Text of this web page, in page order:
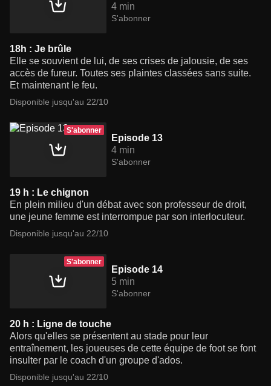
4 min
S'abonner
18h : Je brûle
Elle se souvient de lui, de ses crises de jalousie, de ses
accès de fureur. Toutes ses plaintes classées sans suite.
Et maintenant le feu.
Disponible jusqu'au 22/10
S'abonner
Episode 13
4 min
S'abonner
19 h : Le chignon
En plein milieu d'un débat avec son professeur de droit,
une jeune femme est interrompue par son interlocuteur.
Disponible jusqu'au 22/10
S'abonner
Episode 14
5 min
S'abonner
20 h : Ligne de touche
Alors qu'elles se présentent au stade pour leur
entraînement, les joueuses de cette équipe de foot se font
insulter par le coach d'un groupe d'ados.
Disponible jusqu'au 22/10